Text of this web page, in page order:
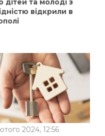
дітей та молоді з
відкрили в
2024, 12:56